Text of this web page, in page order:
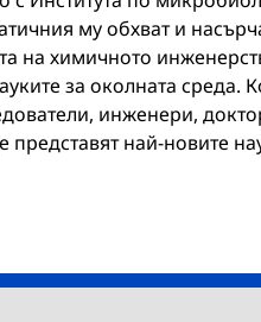
му обхват и
на химичното
за околната среда.
инженери,
представят най-новите